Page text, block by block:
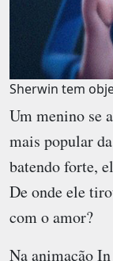
Sherwin tem
Um menino se
mais popular
batendo forte,
De onde ele
com o amor?
Na animaçãoIn